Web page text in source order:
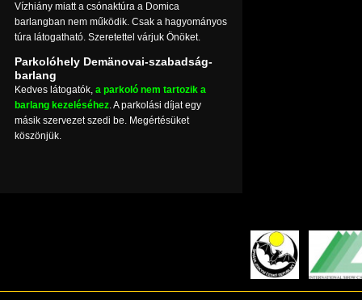
Vízhiány miatt a csónaktúra a Domica
barlangban nem működik. Csak a hagyományos
túra látogatható. Szeretettel várjuk Önöket.
Parkolóhely Demänovai-szabadság-
barlang
Kedves látogatók, a parkoló nem tartozik a
barlang kezeléséhez. A parkolási díjat egy
másik szervezet szedi be. Megértésüket
köszönjük.